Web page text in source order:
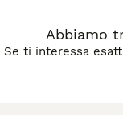
Abbiamo
Se ti interessa